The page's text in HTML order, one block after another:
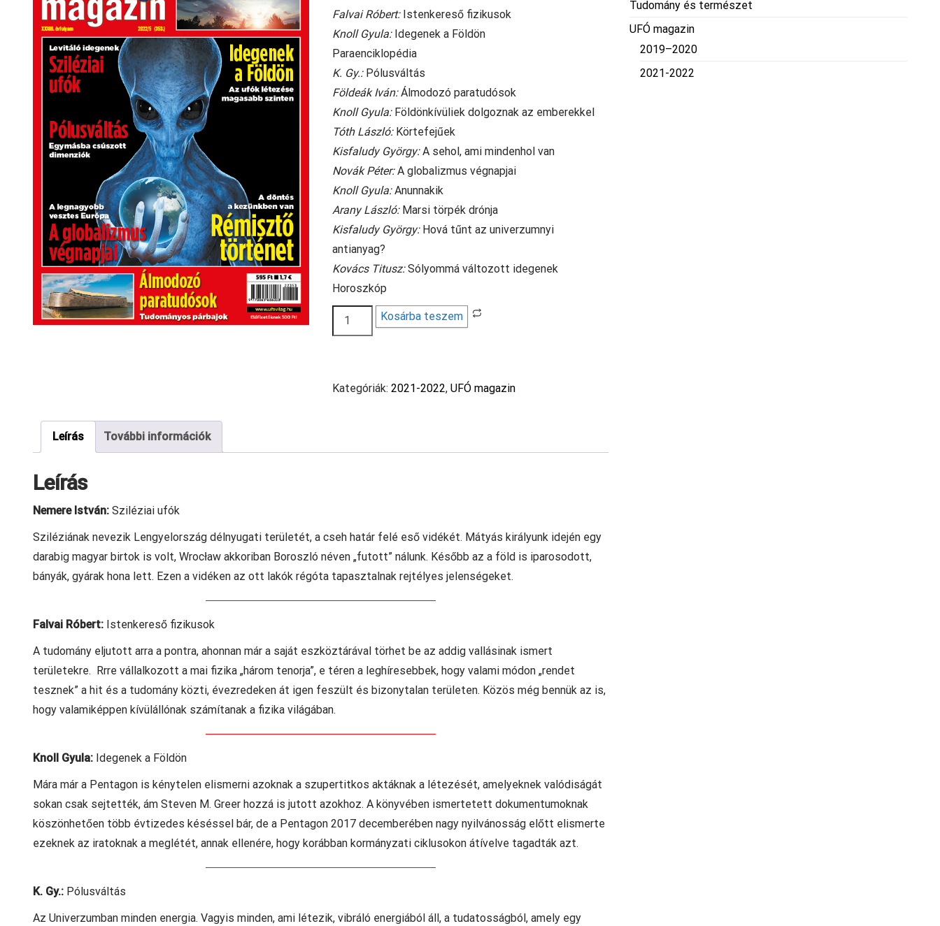
Falvai Róbert:Istenkereső fizikusok
Knoll Gyula:Idegenek a Földön
Paraenciklopédia
K. Gy.:Pólusváltás
Földeák Iván:Álmodozó paratudósok
Knoll Gyula:Földönkívüliek dolgoznak az emberekkel
Tóth László:Körtefejűek
Kisfaludy György:A sehol, ami mindenhol van
Novák Péter:A globalizmus végnapjai
Knoll Gyula:Anunnakik
Arany László:Marsi törpék drónja
Kisfaludy György:Hová tűnt az univerzumnyi
antianyag?
Kovács Titusz:Sólyommá változott idegenek
Horoszkóp
Ufó
magazin
Kosárba teszem
Kategóriák:2021-2022,UFÓ magazin
Leírás További információk
Leírás
Nemere István: Sziléziai ufók
Sziléziának nevezik Lengyelország délnyugati területét, a cseh határ felé eső vidékét. Mátyás királyunk idején egy
darabig magyar birtok is volt, Wrocław akkoriban Boroszló néven „futott” nálunk. Később az a föld is iparosodott,
bányák, gyárak hona lett. Ezen a vidéken az ott lakók régóta tapasztalnak rejtélyes jelenségeket.
Falvai Róbert: Istenkereső fizikusok
A tudomány eljutott arra a pontra, ahonnan már a saját eszköztárával törhet be az addig vallásinak ismert
területekre. Rrre vállalkozott a mai fizika „három tenorja”, e téren a leghíresebbek, hogy valami módon „rendet
tesznek” a hit és a tudomány közti, évezredeken át igen feszült és bizonytalan területen. Közös még bennük az is,
hogy valamiképpen kívülállónak számítanak a fizika világában.
Knoll Gyula: Idegenek a Földön
Mára már a Pentagon is kénytelen elismerni azoknak a szupertitkos aktáknak a létezését, amelyeknek valódiságát
sokan csak sejtették, ám Steven M. Greer hozzá is jutott azokhoz. A könyvében ismertetett dokumentumoknak
köszönhetően több évtizedes késéssel bár, de a Pentagon 2017 decemberében nagy nyilvánosság előtt elismerte
ezeknek az iratoknak a meglétét, annak ellenére, hogy korábban kormányzati ciklusokon átívelve tagadták azt.
K. Gy.: Pólusváltás
Az Univerzumban minden energia. Vagyis minden, ami létezik, vibráló energiából áll, a tudatosságból, amely egy
Tudomány és természet
UFÓ magazin
2019–2020
2021-2022